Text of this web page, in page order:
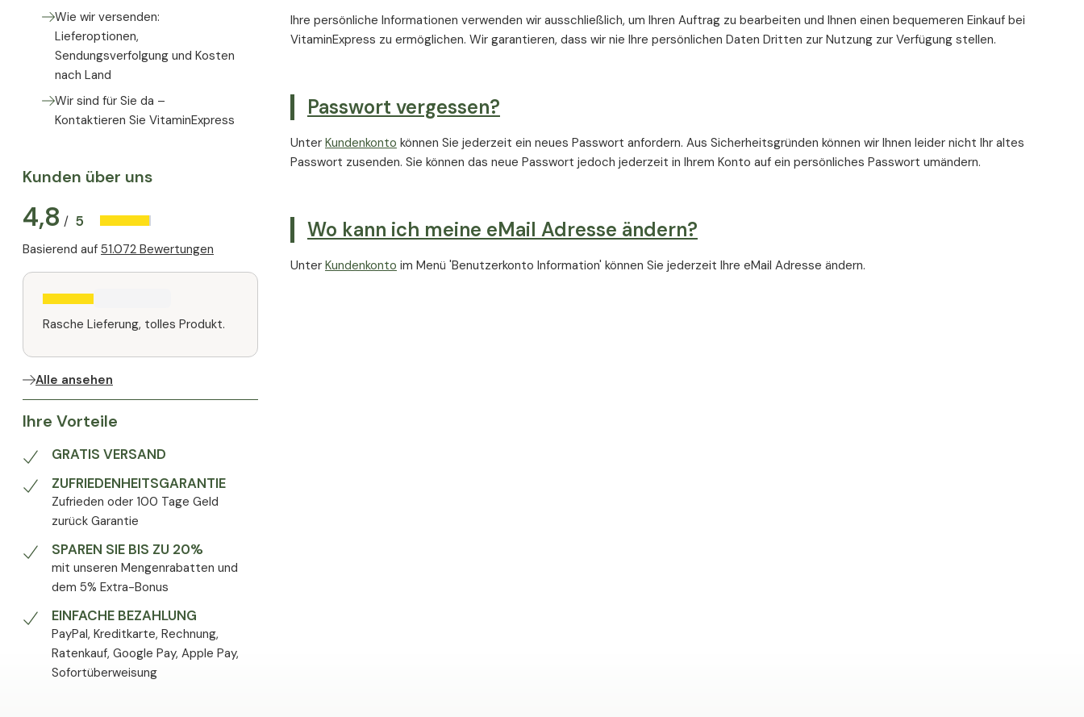
Wie wir versenden:
Lieferoptionen,
Sendungsverfolgung und Kosten
nach Land
Wir sind für Sie da –
Kontaktieren Sie VitaminExpress
Kunden über uns
4,8 / 5
Basierend auf 51.072 Bewertungen
Rasche Lieferung, tolles Produkt.
Alle ansehen
Ihre Vorteile
GRATIS VERSAND
ZUFRIEDENHEITSGARANTIE
Zufrieden oder 100 Tage Geld
zurück Garantie
SPAREN SIE BIS ZU 20%
mit unseren Mengenrabatten und
dem 5% Extra-Bonus
EINFACHE BEZAHLUNG
PayPal, Kreditkarte, Rechnung,
Ratenkauf, Google Pay, Apple Pay,
Sofortüberweisung
Ihre persönliche Informationen verwenden wir ausschließlich, um Ihren Auftrag zu bearbeiten und Ihnen einen bequemeren Einkauf bei
VitaminExpress zu ermöglichen. Wir garantieren, dass wir nie Ihre persönlichen Daten Dritten zur Nutzung zur Verfügung stellen.
Passwort vergessen?
Unter Kundenkonto können Sie jederzeit ein neues Passwort anfordern. Aus Sicherheitsgründen können wir Ihnen leider nicht Ihr altes
Passwort zusenden. Sie können das neue Passwort jedoch jederzeit in Ihrem Konto auf ein persönliches Passwort umändern.
Wo kann ich meine eMail Adresse ändern?
Unter Kundenkonto im Menü 'Benutzerkonto Information' können Sie jederzeit Ihre eMail Adresse ändern.